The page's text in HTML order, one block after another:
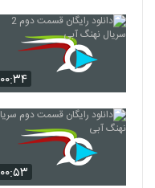
۰۰:۳۴
۰۰:۵۳